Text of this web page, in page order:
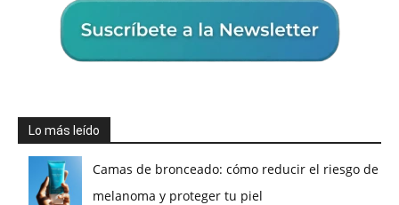
Lo más leído
Camas de bronceado: cómo reducir el riesgo de
melanoma y proteger tu piel